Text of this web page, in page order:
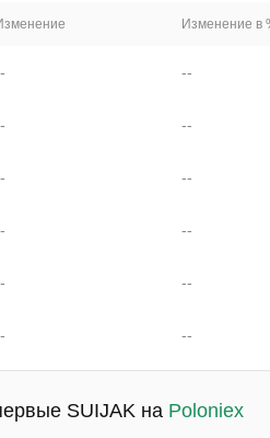
Изменение в
--
--
--
--
--
--
SUIJAK на Poloniex